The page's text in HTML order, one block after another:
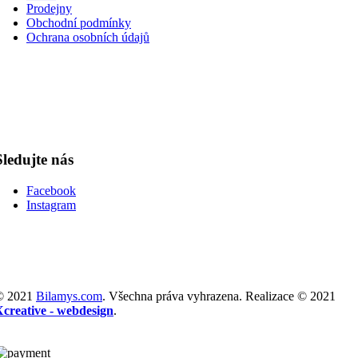
Prodejny
Obchodní podmínky
Ochrana osobních údajů
nás
Facebook
Instagram
2021 Bilamys.com. Všechna práva vyhrazena. Realizace © 2021
- webdesign.